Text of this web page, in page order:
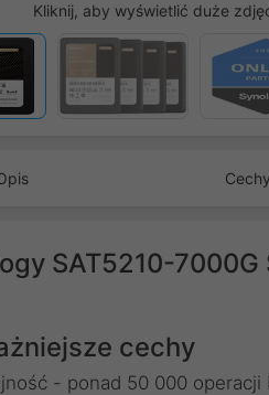
Kliknij, aby wyświetlić duże
Cechy
SAT5210-
cechy
- ponad 50 000 operacji